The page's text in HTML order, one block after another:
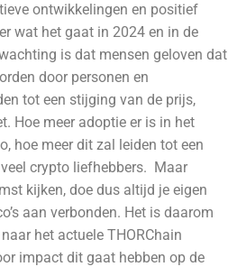
ontwikkelingen en positief
wat het gaat in 2024 en in de
is dat mensen geloven dat
door personen en
tot een stijging van de prijs,
Hoe meer adoptie er is in het
hoe meer dit zal leiden tot een
crypto liefhebbers. Maar
kijken, doe dus altijd je eigen
aan verbonden. Het is daarom
het actuele THORChain
impact dit gaat hebben op de